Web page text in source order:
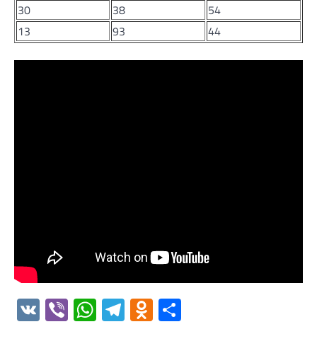
30
38
54
13
93 44
VK ViberWhatsApp
Telegram
Odnoklassniki